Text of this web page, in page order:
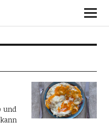
und